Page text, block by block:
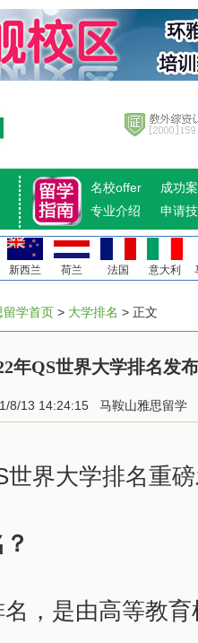
名校offer
成功
专业介绍
申请
新西兰 荷兰 法国 意大利
留学首页 > 大学排名 > 正文
年QS世界大学排名发
8/13 14:24:15 马鞍山雅思留学
界大学排名重磅
，是由高等教育